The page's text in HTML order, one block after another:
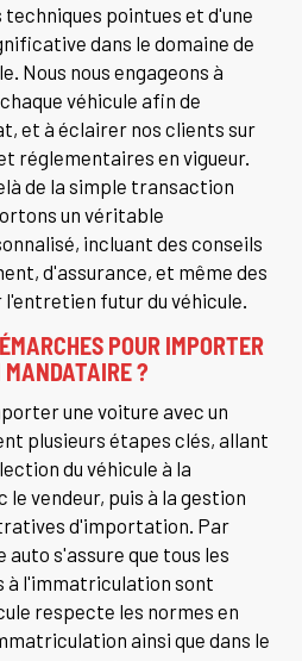
pointues et d'une
dans le domaine de
Nous nous engageons à
véhicule afin de
et à éclairer nos clients sur
réglementaires en vigueur.
de la simple transaction
un véritable
incluant des conseils
d'assurance, et même des
futur du véhicule.
POUR IMPORTER
MANDATAIRE ?
une voiture avec un
plusieurs étapes clés, allant
du véhicule à la
le vendeur, puis à la gestion
d'importation. Par
s'assure que tous les
à l'immatriculation sont
respecte les normes en
ainsi que dans le